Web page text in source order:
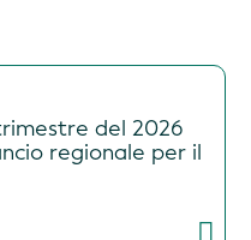
del 2026
regionale per il